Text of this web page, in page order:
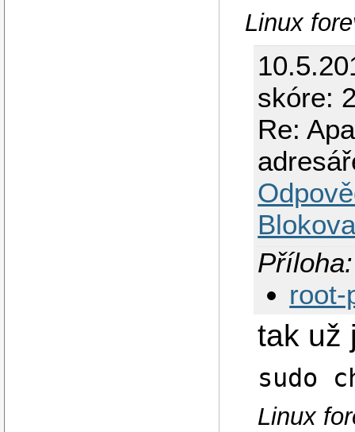
Linux
skóre:
Re:
Příloha:
root-
tak už
sudo
Linux